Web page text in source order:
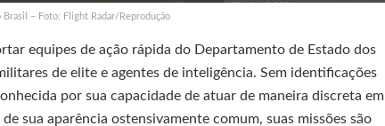
Brasil – Foto: Flight Radar/Reprodução
equipes de ação rápida do Departamento de Estado dos
de elite e agentes de inteligência. Sem identificações
por sua capacidade de atuar de maneira discreta em
sua aparência ostensivamente comum, suas missões são